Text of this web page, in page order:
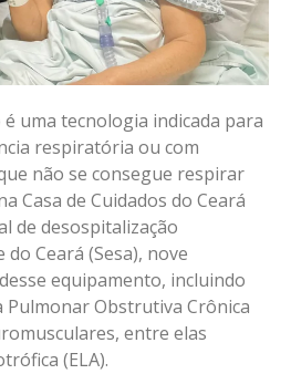
uma tecnologia indicada para
respiratória ou com
não se consegue respirar
Casa de Cuidados do Ceará
de desospitalização
do Ceará (Sesa), nove
equipamento, incluindo
Pulmonar Obstrutiva Crônica
entre elas
(ELA).